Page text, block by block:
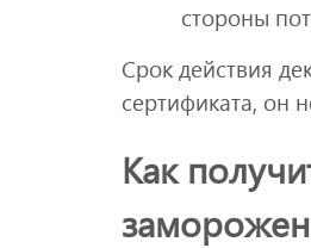
стороны
Срок действия
сертификата, он
Как